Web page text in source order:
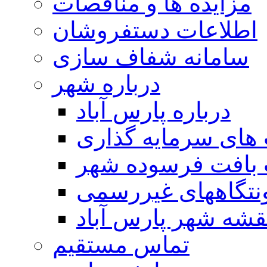
اطلاعات دستفروشان
سامانه شفاف سازی
درباره شهر
درباره پارس آباد
سرمایه گذاری
بافت فرسوده شهر
غیررسمی
شهر پارس آباد
تماس مستقیم